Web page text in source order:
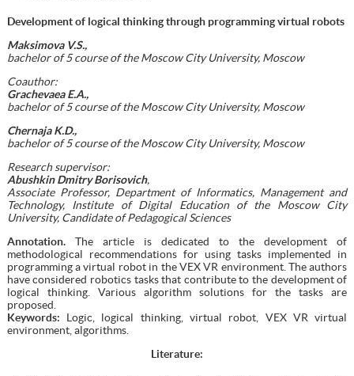
Development of logical thinking through programming virtual robots
Maksimova V.S.,
bachelor of 5 course of the Moscow City University, Moscow
Coauthor:
Grachevaea E.A.,
bachelor of 5 course of the Moscow City University, Moscow
Chernaja K.D.,
bachelor of 5 course of the Moscow City University, Moscow
Research supervisor:
Abushkin Dmitry Borisovich,
Associate Professor, Department of Informatics, Management and
Technology, Institute of Digital Education of the Moscow City
University, Candidate of Pedagogical Sciences
Annotation. The article is dedicated to the development of
methodological recommendations for using tasks implemented in
programming a virtual robot in the VEX VR environment. The authors
have considered robotics tasks that contribute to the development of
logical thinking. Various algorithm solutions for the tasks are
proposed.
Keywords: Logic, logical thinking, virtual robot, VEX VR virtual
environment, algorithms.
Literature: